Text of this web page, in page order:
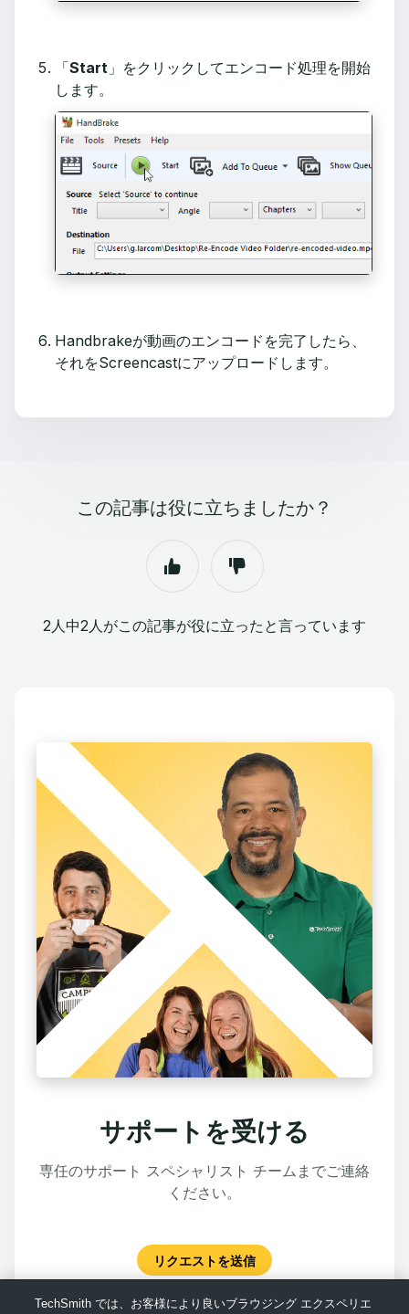
「Start 」をクリックしてエンコード処理を開始
します。
Handbrakeが動画のエンコードを完了したら、
それをScreencastにアップロードします。
この記事は役に立ちましたか？
2人中2人がこの記事が役に立ったと言っています
サポートを受ける
専任のサポート スペシャリスト チームまでご連絡
ください。
リクエストを送信
TechSmith では、お客様により良いブラウジング エクスペリエ